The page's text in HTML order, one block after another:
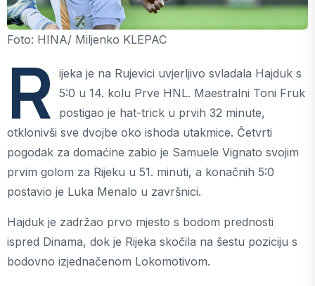
Foto: HINA/ Miljenko KLEPAC
R ijeka je na Rujevici uvjerljivo svladala Hajduk s
5:0 u 14. kolu Prve HNL. Maestralni Toni Fruk
postigao je hat-trick u prvih 32 minute,
otklonivši sve dvojbe oko ishoda utakmice. Četvrti
pogodak za domaćine zabio je Samuele Vignato svojim
prvim golom za Rijeku u 51. minuti, a konačnih 5:0
postavio je Luka Menalo u završnici.
Hajduk je zadržao prvo mjesto s bodom prednosti
ispred Dinama, dok je Rijeka skočila na šestu poziciju s
bodovno izjednačenom Lokomotivom.